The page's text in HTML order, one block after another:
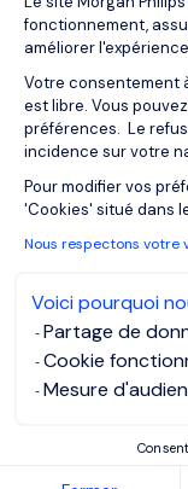
fonctionnement,
améliorer
Votre consentement
est libre. Vous
préférences. Le
incidence sur votre
Pour modifier vos
'Cookies' situé dans
Nous respectons votre
Voici pourquoi
Partage de
Cookie
Mesure